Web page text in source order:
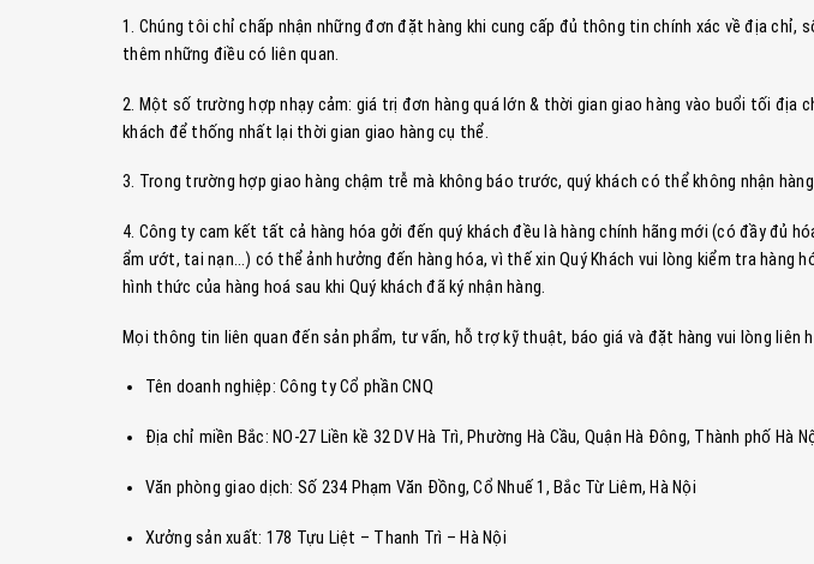
1. Chúng tôi chỉ chấp nhận những đơn đặt hàng khi cung cấp đủ thông tin chính xác về địa
thêm những điều có liên quan.
2. Một số trường hợp nhạy cảm: giá trị đơn hàng quá lớn & thời gian giao hàng vào buổi tối địa
khách để thống nhất lại thời gian giao hàng cụ thể.
3. Trong trường hợp giao hàng chậm trễ mà không báo trước, quý khách có thể không nhận
4. Công ty cam kết tất cả hàng hóa gởi đến quý khách đều là hàng chính hãng mới (có đầy đủ
ẩm ướt, tai nạn…) có thể ảnh hưởng đến hàng hóa, vì thế xin Quý Khách vui lòng kiểm tra
hình thức của hàng hoá sau khi Quý khách đã ký nhận hàng.
Mọi thông tin liên quan đến sản phẩm, tư vấn, hỗ trợ kỹ thuật, báo giá và đặt hàng vui lòng liên
Tên doanh nghiệp: Công ty Cổ phần CNQ
Địa chỉ miền Bắc: NO-27 Liền kề 32 DV Hà Trì, Phường Hà Cầu, Quận Hà Đông, Thành phố Hà
Văn phòng giao dịch: Số 234 Phạm Văn Đồng, Cổ Nhuế 1, Bắc Từ Liêm, Hà Nội
Xưởng sản xuất: 178 Tựu Liệt – Thanh Trì – Hà Nội